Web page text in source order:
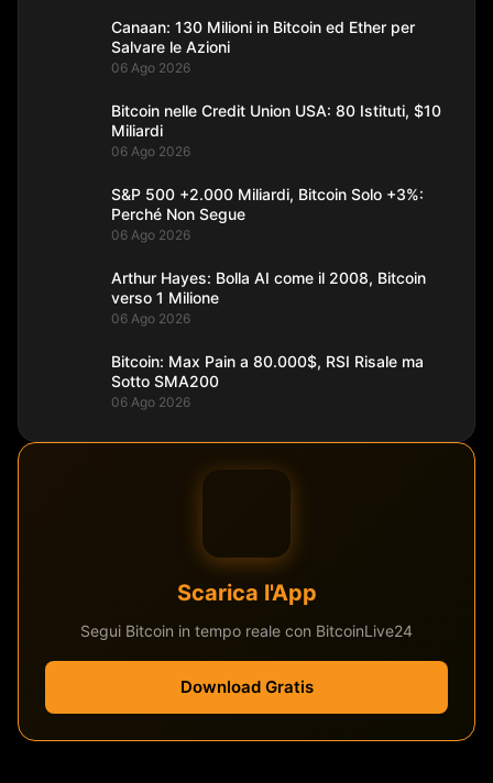
Canaan: 130 Milioni in Bitcoin ed Ether per
Salvare le Azioni
06 Ago 2026
Bitcoin nelle Credit Union USA: 80 Istituti, $10
Miliardi
06 Ago 2026
S&P 500 +2.000 Miliardi, Bitcoin Solo +3%:
Perché Non Segue
06 Ago 2026
Arthur Hayes: Bolla AI come il 2008, Bitcoin
verso 1 Milione
06 Ago 2026
Bitcoin: Max Pain a 80.000$, RSI Risale ma
Sotto SMA200
06 Ago 2026
Scarica l'App
Segui Bitcoin in tempo reale con BitcoinLive24
Download Gratis